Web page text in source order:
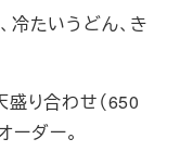
冷たいうどん、き
り合わせ（650
ーダー。